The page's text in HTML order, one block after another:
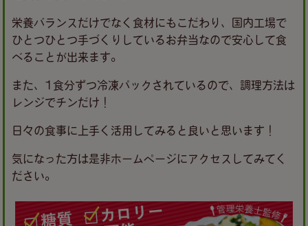
栄養バランスだけでなく食材にもこだわり、国内工場で
ひとつひとつ手づくりしているお弁当なので安心して食
べることが出来ます。
また、1食分ずつ冷凍パックされているので、調理方法は
レンジでチンだけ！
日々の食事に上手く活用してみると良いと思います！
気になった方は是非ホームページにアクセスしてみてく
ださい。